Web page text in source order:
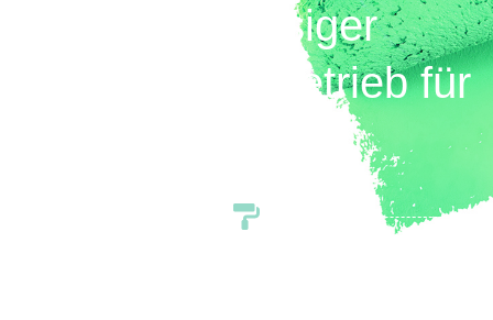
Zuverlässiger
Malermeisterbetrieb für